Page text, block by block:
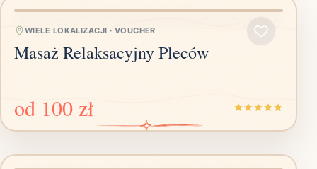
WIELE LOKALIZACJI · VOUCHER
Masaż Relaksacyjny Pleców
od 100 zł